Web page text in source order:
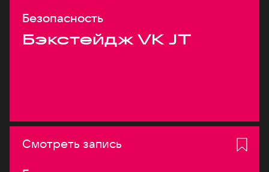
Безопасность
Бэкстейдж VK JT
Смотреть запись